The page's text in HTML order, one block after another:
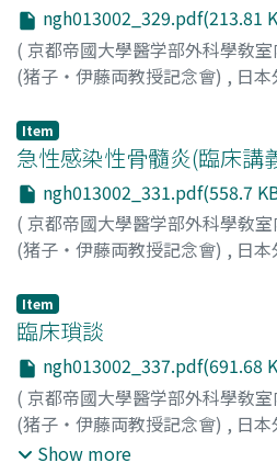
ngh013002_329.pdf(213.81
( 京都帝國大學醫学部外科學敎
(猪子・伊藤両教授記念會) , 日
鳥潟, 隆三
Item
急性感染性骨髓炎(臨床講
ngh013002_331.pdf(558.7
( 京都帝國大學醫学部外科學敎
(猪子・伊藤両教授記念會) , 日
鳥潟, 隆三
Item
臨床瑣談
ngh013002_337.pdf(691.68
( 京都帝國大學醫学部外科學敎
(猪子・伊藤両教授記念會) , 日
Issue 2, 1936,
Show more